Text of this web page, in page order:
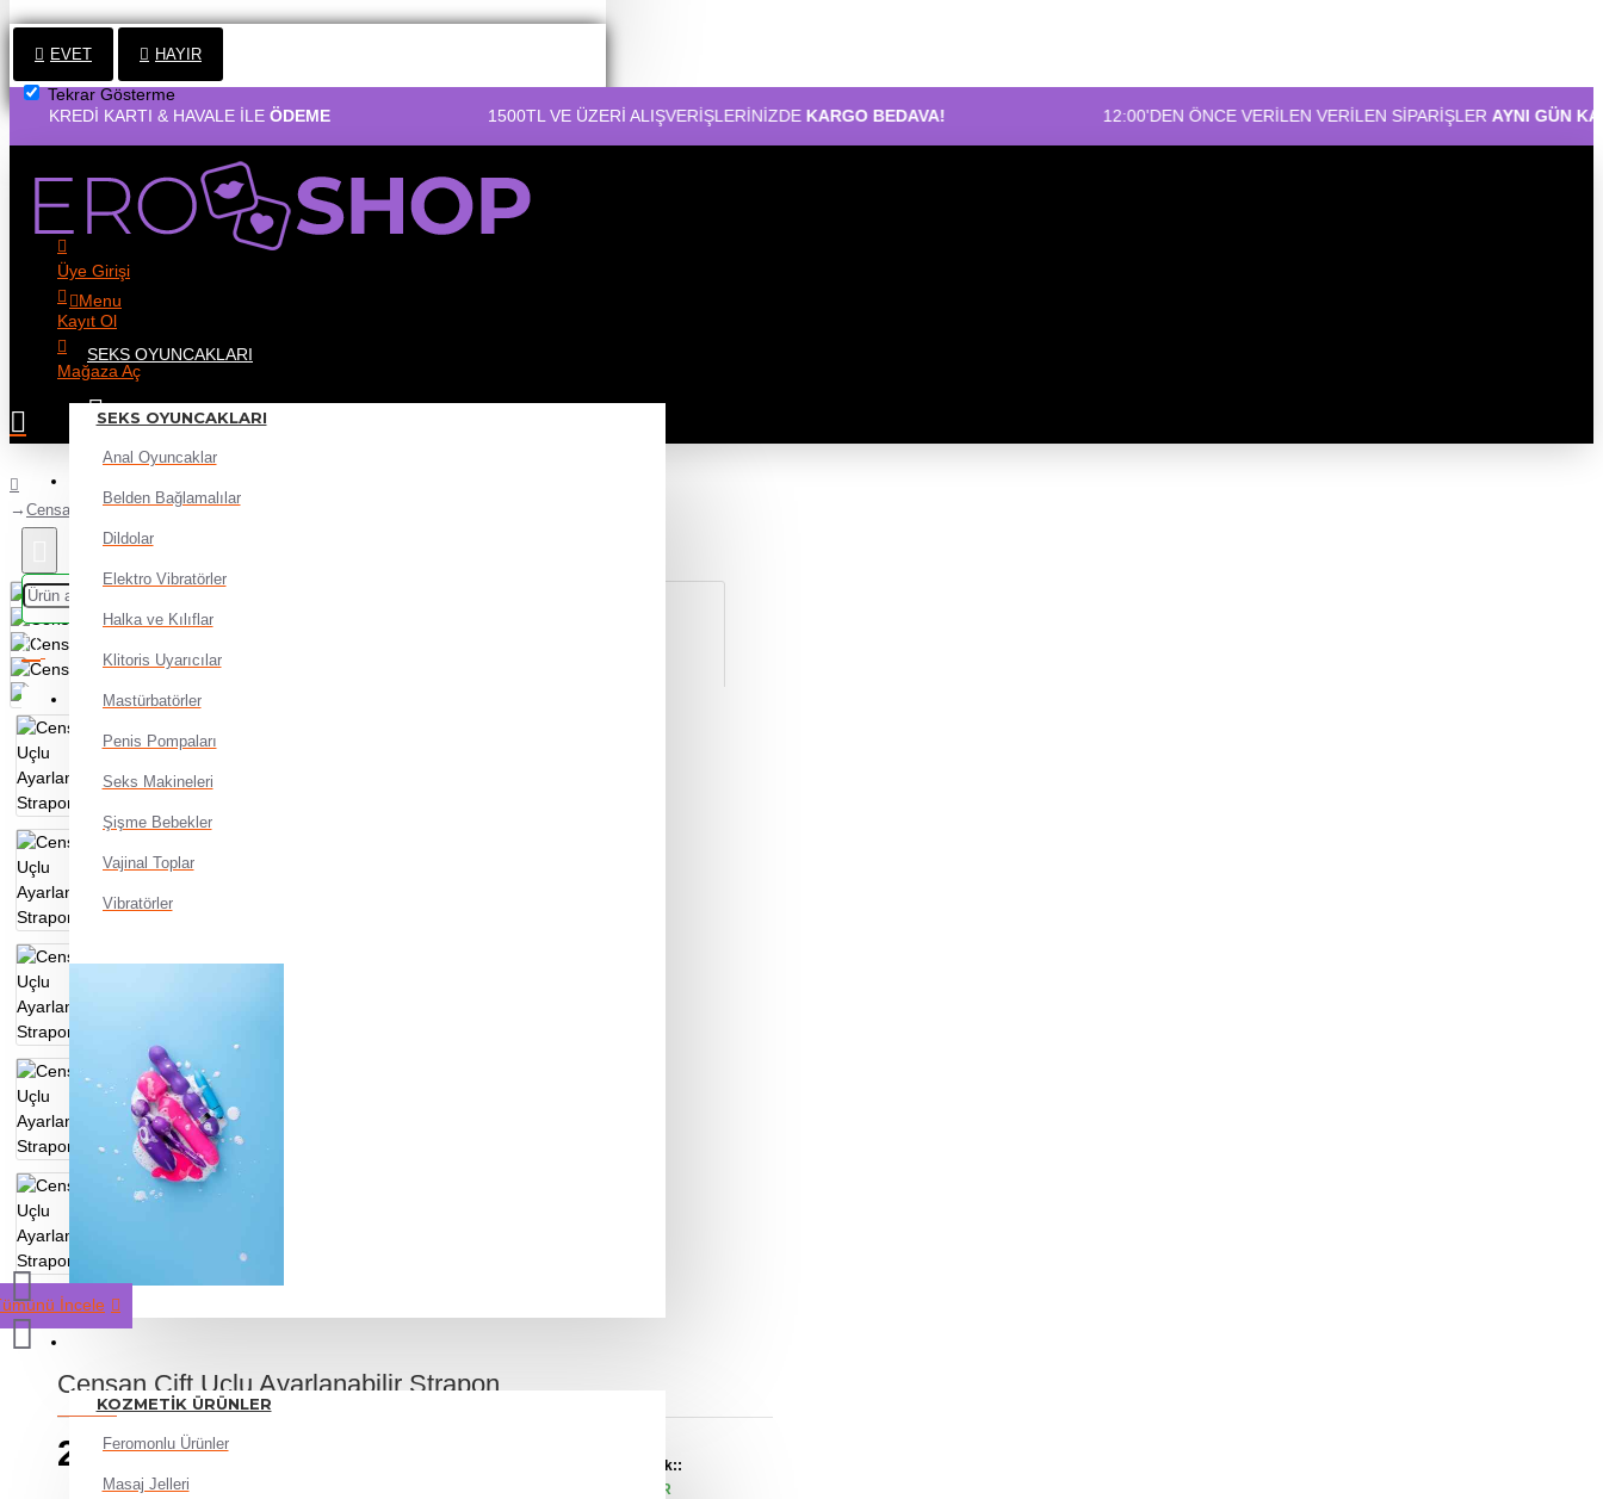
EVET HAYIR
Tekrar Gösterme
& HAVALE İLE ÖDEME 1500TL VE ÜZERİ ALIŞVERİŞLERİNİZDEKARGO BEDAVA! 12:00'DEN ÖNCE VERİLEN VERİLEN SİPARİŞLER AYNI GÜN KARGO!
Menu
SEKS OYUNCAKLARI
SEKS OYUNCAKLARI
Anal Oyuncaklar
Belden Bağlamalılar
Dildolar
Elektro Vibratörler
Halka ve Kılıflar
Klitoris Uyarıcılar
Mastürbatörler
Penis Pompaları
Seks Makineleri
Şişme Bebekler
Vajinal Toplar
Vibratörler
İncele
KOZMETIK ÜRÜNLER
Feromonlu Ürünler
Masaj Jelleri
Alışveriş sepetiniz boş!
Üye Girişi
Kayıt Ol
Mağaza Aç
Censan Çift Uçlu Ayarlanabilir Strapon
Censan Çift Uçlu Ayarlanabilir Strapon
2.940,00TL
Stok::
VAR